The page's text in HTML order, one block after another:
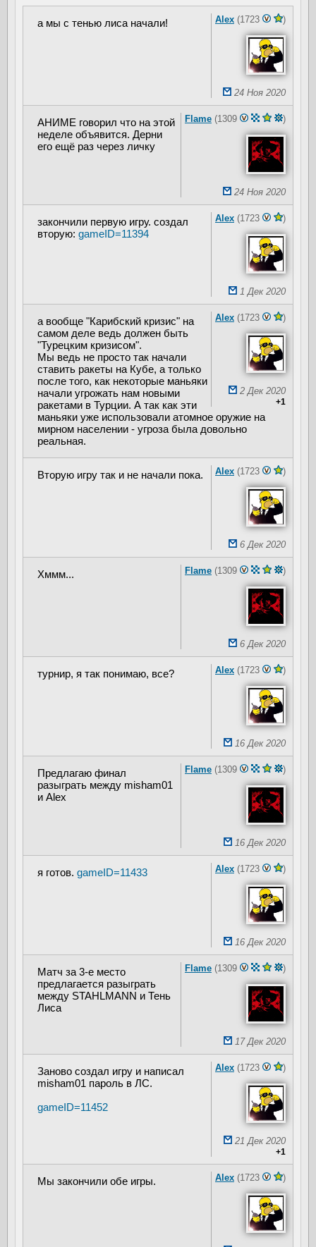
Alex (1723 )
24 Ноя 2020
а мы с тенью лиса начали!
Flame (1309 )
24 Ноя 2020
АНИМЕ говорил что на этой
неделе объявится. Дерни
его ещё раз через личку
Alex (1723 )
1 Дек 2020
закончили первую игру. создал
вторую: gameID=11394
Alex (1723 )
2 Дек 2020
+1
а вообще "Карибский кризис" на
самом деле ведь должен быть
"Турецким кризисом".
Мы ведь не просто так начали
ставить ракеты на Кубе, а только
после того, как некоторые маньяки
начали угрожать нам новыми
ракетами в Турции. А так как эти
маньяки уже использовали атомное оружие на
мирном населении - угроза была довольно
реальная.
Alex (1723 )
6 Дек 2020
Вторую игру так и не начали пока.
Flame (1309 )
6 Дек 2020
Хммм...
Alex (1723 )
16 Дек 2020
турнир, я так понимаю, все?
Flame (1309 )
16 Дек 2020
Предлагаю финал
разыграть между misham01
и Alex
Alex (1723 )
16 Дек 2020
я готов. gameID=11433
Flame (1309 )
17 Дек 2020
Матч за 3-е место
предлагается разыграть
между STAHLMANN и Тень
Лиса
Alex (1723 )
21 Дек 2020
+1
Заново создал игру и написал
misham01 пароль в ЛС.
gameID=11452
Alex (1723 )
Мы закончили обе игры.